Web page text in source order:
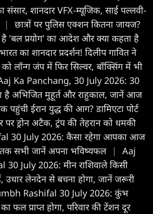
संसार, शानदार VFX-म्यूजिक, साई पल्लवी-
|
छात्रों पर पुलिस एक्शन कितना जायज?
'बल प्रयोग' का आदेश और क्या कहता है
का शानदार प्रदर्शन! दिलीप गावित ने
को लॉन्ग जंप में फिर सिल्वर, बॉक्सिंग में भी
Ka Panchang, 30 July 2026: 30
है अभिजित मुहूर्त और राहुकाल, जानें आज
पहुंची ईरान युद्ध की आग? डामिएटा पोर्ट
ड्रोन अटैक, ट्रंप की तेहरान को धमकी
30 July 2026: कैसा रहेगा आपका आज
सभी जानें अपना भविष्यफल |
Aaj
July 2026: मीन राशिवाले किसी
उधार लेनदेन से बचना होगा, जानें जरूरी
Rashifal 30 July 2026: कुंभ
फल प्राप्त होगा, परिवार की टेंशन दूर